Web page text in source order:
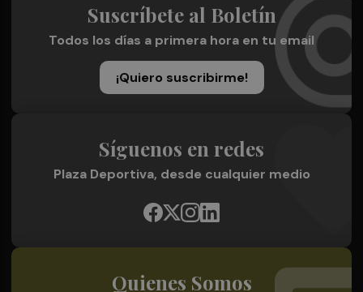
Suscríbete al Boletín
Todos los días a primera hora en tu email
¡Quiero suscribirme!
Síguenos en redes
Plaza Deportiva, desde cualquier medio
Quienes Somos